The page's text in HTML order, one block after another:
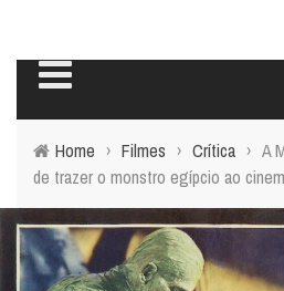
Home › Filmes › Crítica › A
de trazer o monstro egípcio ao